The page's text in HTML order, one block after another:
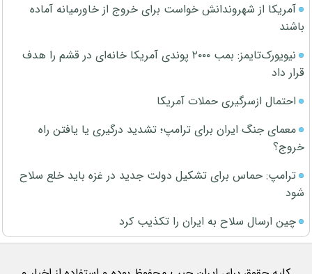
آمریکا از شهروندانش خواست برای خروج از خاورمیانه آماده
باشند
نیویورک‌تایمز: بمب ۲۰۰۰ پوندی آمریکا خانه‌ای در قشم را هدف
قرار داد
احتمال ازسرگیری حملات آمریکا
معمای جنگ ایران برای ترامپ؛ تشدید درگیری یا یافتن راه
خروج؟
ترامپ: حماس برای تشکیل دولت جدید در غزه باید خلع سلاح
شود
چین ارسال سلاح به ایران را تکذیب کرد